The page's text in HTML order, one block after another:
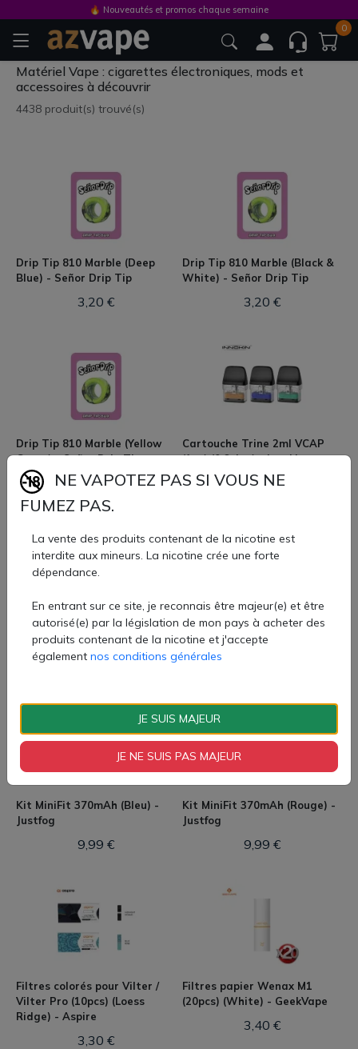
0
Matériel Vape : cigarettes électroniques, mods et
accessoires à découvrir
4438 produit(s) trouvé(s)
Drip Tip 810 Marble (Deep
Blue) - Señor Drip Tip
3,20 €
Drip Tip 810 Marble (Black &
White) - Señor Drip Tip
3,20 €
Drip Tip 810 Marble (Yellow
Green) - Señor Drip Tip
3,20 €
Cartouche Trine 2ml VCAP
(1pc) (0.6ohm) - Innokin
3,20 €
Cartouche Trine 2ml VCAP
(1pc) (1.2ohm) - Innokin
3,20 €
Kit MiniFit 370mAh (Bronze) -
Justfog
Kit MiniFit 370mAh (Bleu) -
Justfog
9,99 €
Kit MiniFit 370mAh (Rouge) -
Justfog
9,99 €
Filtres colorés pour Vilter /
Vilter Pro (10pcs) (Loess
Ridge) - Aspire
3,30 €
Filtres papier Wenax M1
(20pcs) (White) - GeekVape
3,40 €
🔥 Nouveautés et promos chaque semaine
NE VAPOTEZ PAS SI VOUS NE
FUMEZ PAS.
La vente des produits contenant de la nicotine est
interdite aux mineurs. La nicotine crée une forte
dépendance.
En entrant sur ce site, je reconnais être majeur(e) et être
autorisé(e) par la législation de mon pays à acheter des
produits contenant de la nicotine et j'accepte
également nos conditions générales
JE SUIS MAJEUR
JE NE SUIS PAS MAJEUR